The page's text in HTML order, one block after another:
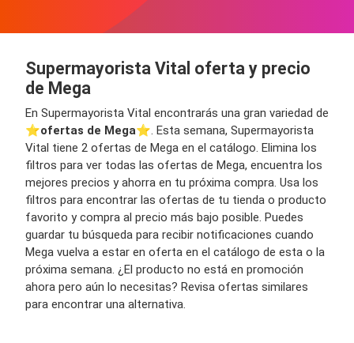
Supermayorista Vital oferta y precio
de Mega
En Supermayorista Vital encontrarás una gran variedad de
⭐️ofertas de Mega⭐️. Esta semana, Supermayorista
Vital tiene 2 ofertas de Mega en el catálogo. Elimina los
filtros para ver todas las ofertas de Mega, encuentra los
mejores precios y ahorra en tu próxima compra. Usa los
filtros para encontrar las ofertas de tu tienda o producto
favorito y compra al precio más bajo posible. Puedes
guardar tu búsqueda para recibir notificaciones cuando
Mega vuelva a estar en oferta en el catálogo de esta o la
próxima semana. ¿El producto no está en promoción
ahora pero aún lo necesitas? Revisa ofertas similares
para encontrar una alternativa.